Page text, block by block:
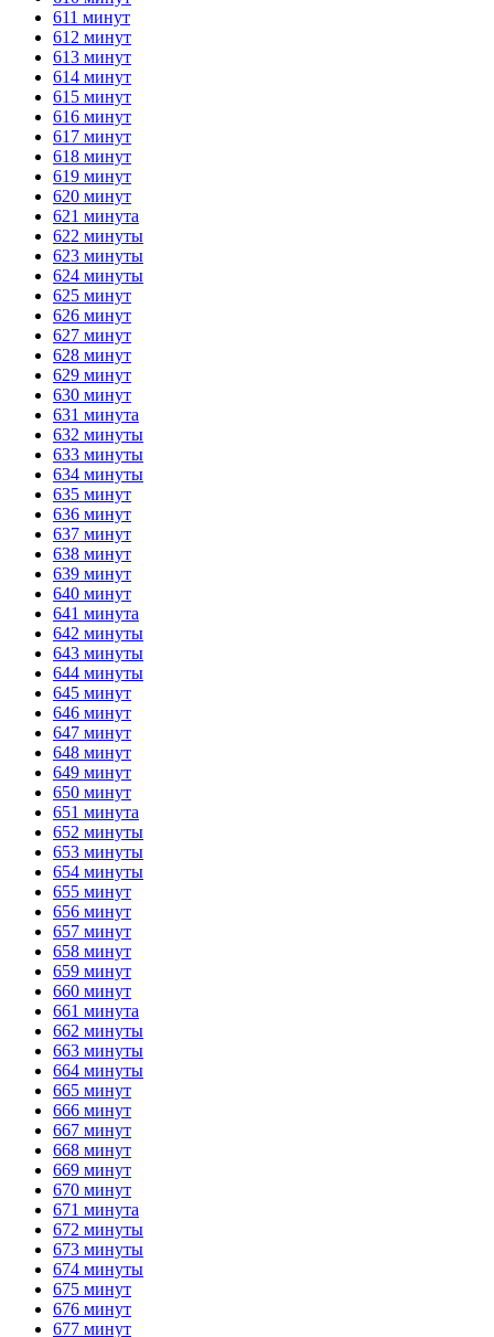
611 минут
612 минут
613 минут
614 минут
615 минут
616 минут
617 минут
618 минут
619 минут
620 минут
621 минута
622 минуты
623 минуты
624 минуты
625 минут
626 минут
627 минут
628 минут
629 минут
630 минут
631 минута
632 минуты
633 минуты
634 минуты
635 минут
636 минут
637 минут
638 минут
639 минут
640 минут
641 минута
642 минуты
643 минуты
644 минуты
645 минут
646 минут
647 минут
648 минут
649 минут
650 минут
651 минута
652 минуты
653 минуты
654 минуты
655 минут
656 минут
657 минут
658 минут
659 минут
660 минут
661 минута
662 минуты
663 минуты
664 минуты
665 минут
666 минут
667 минут
668 минут
669 минут
670 минут
671 минута
672 минуты
673 минуты
674 минуты
675 минут
676 минут
677 минут